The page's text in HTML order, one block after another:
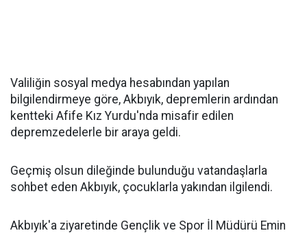
Valiliğin sosyal medya hesabından yapılan
bilgilendirmeye göre, Akbıyık, depremlerin ardından
kentteki Afife Kız Yurdu'nda misafir edilen
depremzedelerle bir araya geldi.
Geçmiş olsun dileğinde bulunduğu vatandaşlarla
sohbet eden Akbıyık, çocuklarla yakından ilgilendi.
Akbıyık'a ziyaretinde Gençlik ve Spor İl Müdürü Emin